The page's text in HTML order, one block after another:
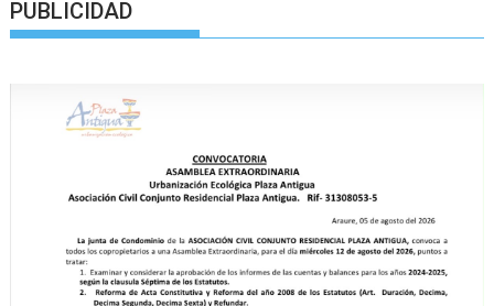
PUBLICIDAD